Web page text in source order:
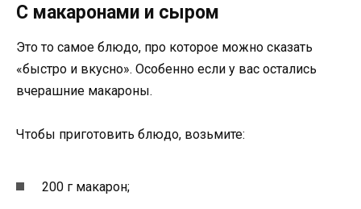
С макаронами и сыром
Это то самое блюдо, про которое можно сказать
«быстро и вкусно». Особенно если у вас остались
вчерашние макароны.
Чтобы приготовить блюдо, возьмите:
200 г макарон;